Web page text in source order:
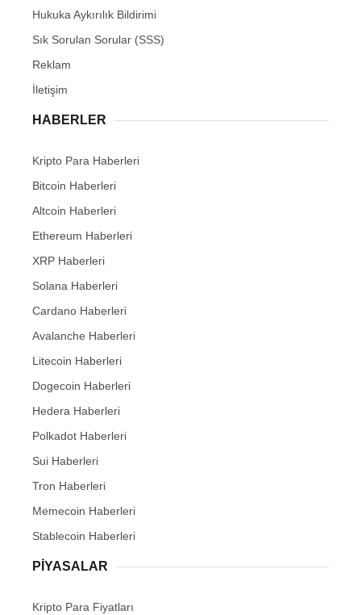
Hukuka Aykırılık Bildirimi
Sık Sorulan Sorular (SSS)
Reklam
İletişim
HABERLER
Kripto Para Haberleri
Bitcoin Haberleri
Altcoin Haberleri
Ethereum Haberleri
XRP Haberleri
Solana Haberleri
Cardano Haberleri
Avalanche Haberleri
Litecoin Haberleri
Dogecoin Haberleri
Hedera Haberleri
Polkadot Haberleri
Sui Haberleri
Tron Haberleri
Memecoin Haberleri
Stablecoin Haberleri
PIYASALAR
Kripto Para Fiyatları